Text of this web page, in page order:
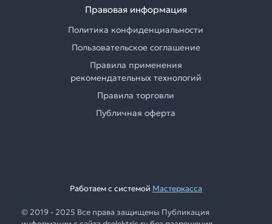
Правовая информация
Политика конфиденциальности
Пользовательское соглашение
Правила применения
рекомендательных технологий
Правила торговли
Публичная оферта
Работаем с системой Мастеркасса
© 2019 - 2025 Все права защищены Публикация